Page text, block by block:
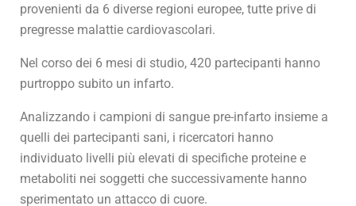
provenienti da 6 diverse regioni europee, tutte prive di
pregresse malattie cardiovascolari.
Nel corso dei 6 mesi di studio, 420 partecipanti hanno
purtroppo subito un infarto.
Analizzando i campioni di sangue pre-infarto insieme a
quelli dei partecipanti sani, i ricercatori hanno
individuato livelli più elevati di specifiche proteine e
metaboliti nei soggetti che successivamente hanno
sperimentato un attacco di cuore.